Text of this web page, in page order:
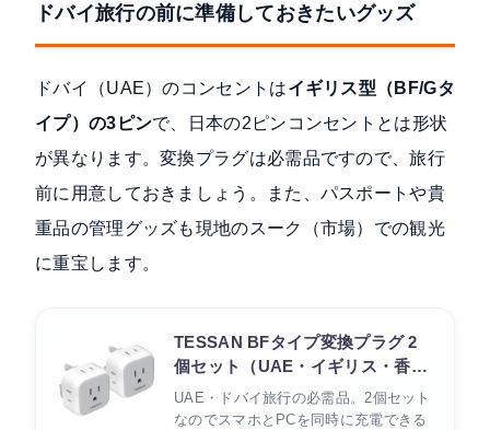
ドバイ旅行の前に準備しておきたいグッズ
ドバイ（UAE）のコンセントはイギリス型（BF/Gタ
イプ）の3ピンで、日本の2ピンコンセントとは形状
が異なります。変換プラグは必需品ですので、旅行
前に用意しておきましょう。また、パスポートや貴
重品の管理グッズも現地のスーク（市場）での観光
に重宝します。
TESSAN BFタイプ変換プラグ 2
個セット（UAE・イギリス・香
港・シンガポール対応）
UAE・ドバイ旅行の必需品。2個セット
なのでスマホとPCを同時に充電できる